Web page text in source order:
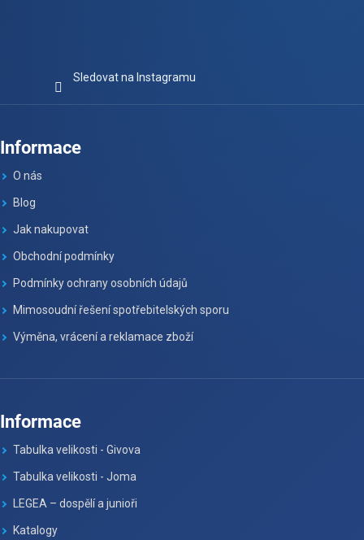
Sledovat na Instagramu
Informace
O nás
Blog
Jak nakupovat
Obchodní podmínky
Podmínky ochrany osobních údajů
Mimosoudní řešení spotřebitelských sporu
Výměna, vrácení a reklamace zboží
Informace
Tabulka velikosti - Givova
Tabulka velikosti - Joma
LEGEA – dospělí a junioři
Katalogy